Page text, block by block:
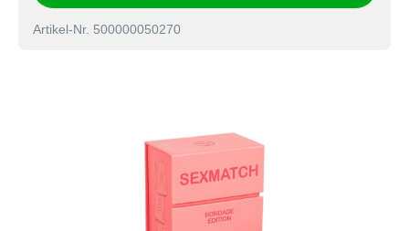
Artikel-Nr. 500000050270